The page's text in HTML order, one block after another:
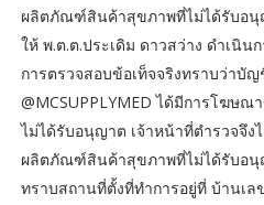
ผลิตภัณฑ์สินค้าสุขภาพที่ไม่ได้รับอนุ
ให้ พ.ต.ต.ประเดิม ดาวสว่าง ดำเนิน
การตรวจสอบข้อเท็จจริงทราบว่าบัญ
@MCSUPPLYMED ได้มีการโฆ
ไม่ได้รับอนุญาต เจ้าหน้าที่ตำรวจจึ
ผลิตภัณฑ์สินค้าสุขภาพที่ไม่ได้รับอ
ทราบสถานที่ตั้งที่ทำการอยู่ที่ บ้านเ